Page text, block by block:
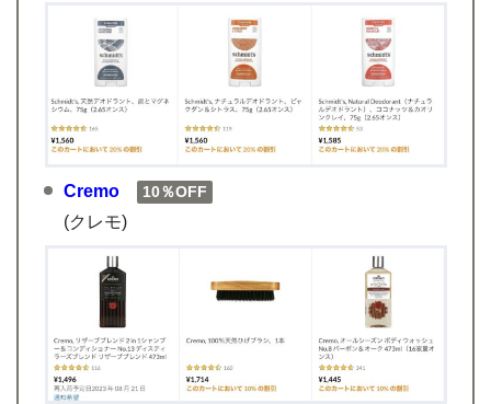
Cremo 10％OFF
(クレモ)